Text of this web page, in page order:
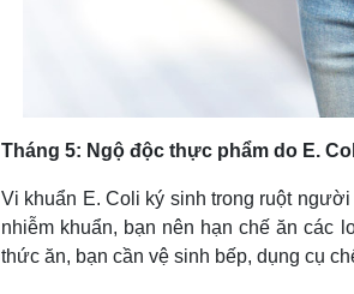
Tháng 5: Ngộ độc thực phẩm do E.
Vi khuẩn E. Coli ký sinh trong ruột
nhiễm khuẩn, bạn nên hạn chế ăn các
thức ăn, bạn cần vệ sinh bếp, dụng cụ